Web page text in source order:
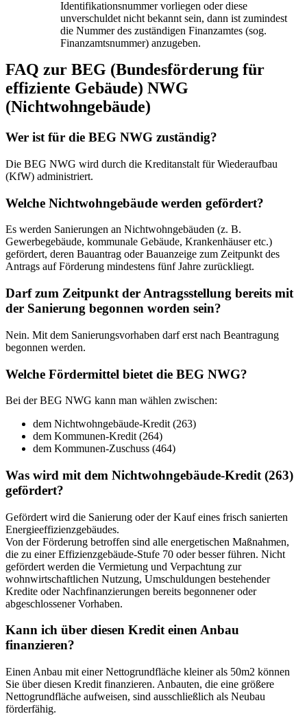
Identifikationsnummer vorliegen oder diese
unverschuldet nicht bekannt sein, dann ist zumindest
die Nummer des zuständigen Finanzamtes (sog.
Finanzamtsnummer) anzugeben.
FAQ zur BEG (Bundesförderung für
effiziente Gebäude) NWG
(Nichtwohngebäude)
Wer ist für die BEG NWG zuständig?
Die BEG NWG wird durch die Kreditanstalt für Wiederaufbau
(KfW) administriert.
Welche Nichtwohngebäude werden gefördert?
Es werden Sanierungen an Nichtwohngebäuden (z. B.
Gewerbegebäude, kommunale Gebäude, Krankenhäuser etc.)
gefördert, deren Bauantrag oder Bauanzeige zum Zeitpunkt des
Antrags auf Förderung mindestens fünf Jahre zurückliegt.
Darf zum Zeitpunkt der Antragsstellung bereits mit
der Sanierung begonnen worden sein?
Nein. Mit dem Sanierungsvorhaben darf erst nach Beantragung
begonnen werden.
Welche Fördermittel bietet die BEG NWG?
Bei der BEG NWG kann man wählen zwischen:
dem Nichtwohngebäude-Kredit (263)
dem Kommunen-Kredit (264)
dem Kommunen-Zuschuss (464)
Was wird mit dem Nichtwohngebäude-Kredit (263)
gefördert?
Gefördert wird die Sanierung oder der Kauf eines frisch sanierten
Energieeffizienzgebäudes.
Von der Förderung betroffen sind alle energetischen Maßnahmen,
die zu einer Effizienzgebäude-Stufe 70 oder besser führen. Nicht
gefördert werden die Vermietung und Verpachtung zur
wohnwirtschaftlichen Nutzung, Umschuldungen bestehender
Kredite oder Nachfinanzierungen bereits begonnener oder
abgeschlossener Vorhaben.
Kann ich über diesen Kredit einen Anbau
finanzieren?
Einen Anbau mit einer Nettogrundfläche kleiner als 50m2 können
Sie über diesen Kredit finanzieren. Anbauten, die eine größere
Nettogrundfläche aufweisen, sind ausschließlich als Neubau
förderfähig.